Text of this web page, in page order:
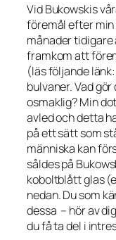
Vid Bukowskis
föremål efter
månader
framkom att
(läs följande länk:
bulvaner. Vad
osmaklig? Min
avled och detta
på ett sätt som
människa kan
såldes på
koboltblått glas
nedan. Du som
dessa – hör av
du få ta del i